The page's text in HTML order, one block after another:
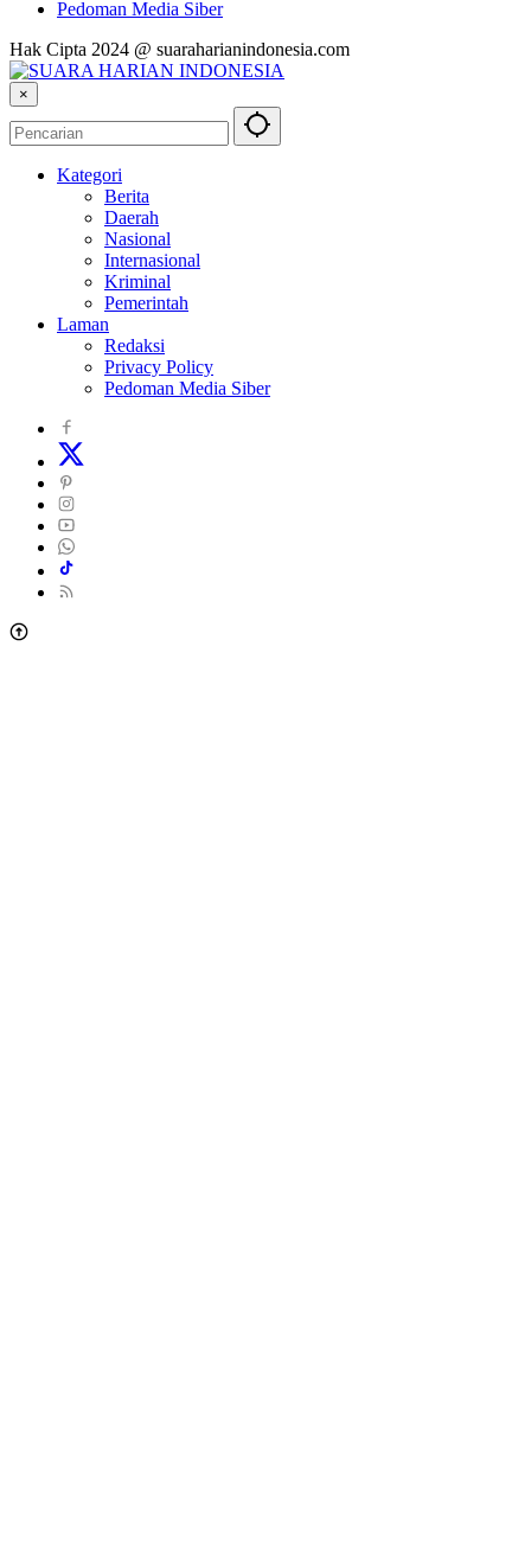
Pedoman Media Siber
Hak Cipta 2024 @ suaraharianindonesia.com
×
Kategori
Berita
Daerah
Nasional
Internasional
Kriminal
Pemerintah
Laman
Redaksi
Privacy Policy
Pedoman Media Siber